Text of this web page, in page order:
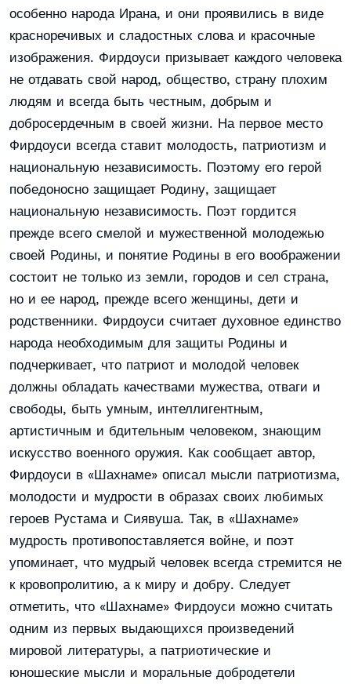
особенно народа Ирана, и они проявились в виде
красноречивых и сладостных слова и красочные
изображения. Фирдоуси призывает каждого человека
не отдавать свой народ, общество, страну плохим
людям и всегда быть честным, добрым и
добросердечным в своей жизни. На первое место
Фирдоуси всегда ставит молодость, патриотизм и
национальную независимость. Поэтому его герой
победоносно защищает Родину, защищает
национальную независимость. Поэт гордится
прежде всего смелой и мужественной молодежью
своей Родины, и понятие Родины в его воображении
состоит не только из земли, городов и сел страна,
но и ее народ, прежде всего женщины, дети и
родственники. Фирдоуси считает духовное единство
народа необходимым для защиты Родины и
подчеркивает, что патриот и молодой человек
должны обладать качествами мужества, отваги и
свободы, быть умным, интеллигентным,
артистичным и бдительным человеком, знающим
искусство военного оружия. Как сообщает автор,
Фирдоуси в «Шахнаме» описал мысли патриотизма,
молодости и мудрости в образах своих любимых
героев Рустама и Сиявуша. Так, в «Шахнаме»
мудрость противопоставляется войне, и поэт
упоминает, что мудрый человек всегда стремится не
к кровопролитию, а к миру и добру. Следует
отметить, что «Шахнаме» Фирдоуси можно считать
одним из первых выдающихся произведений
мировой литературы, а патриотические и
юношеские мысли и моральные добродетели